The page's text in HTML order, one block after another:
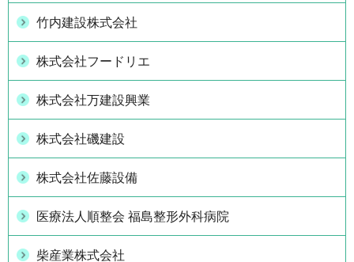
竹内建設株式会社
株式会社フードリエ
株式会社万建設興業
株式会社磯建設
株式会社佐藤設備
医療法人順整会 福島整形外科病院
柴産業株式会社